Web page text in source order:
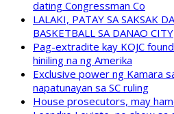
dating Congressman Co
LALAKI, PATAY SA SAKSAK
BASKETBALL SA DANAO CITY
Pag-extradite kay KOJC
hiniling na ng Amerika
Exclusive power ng Kamara
napatunayan sa SC ruling
House prosecutors, may